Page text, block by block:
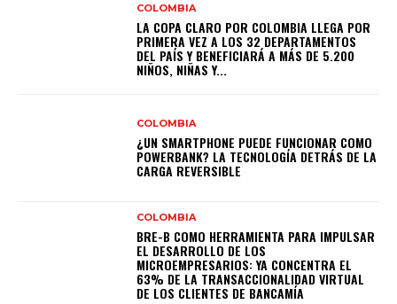
COLOMBIA
LA COPA CLARO POR COLOMBIA LLEGA POR
PRIMERA VEZ A LOS 32 DEPARTAMENTOS
DEL PAÍS Y BENEFICIARÁ A MÁS DE 5.200
NIÑOS, NIÑAS Y...
COLOMBIA
¿UN SMARTPHONE PUEDE FUNCIONAR COMO
POWERBANK? LA TECNOLOGÍA DETRÁS DE LA
CARGA REVERSIBLE
COLOMBIA
BRE-B COMO HERRAMIENTA PARA IMPULSAR
EL DESARROLLO DE LOS
MICROEMPRESARIOS: YA CONCENTRA EL
63% DE LA TRANSACCIONALIDAD VIRTUAL
DE LOS CLIENTES DE BANCAMÍA